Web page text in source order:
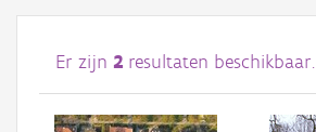
Afbeeldingen
#BeeldIndeKijker
Er zijn 2 resultaten beschikbaar.